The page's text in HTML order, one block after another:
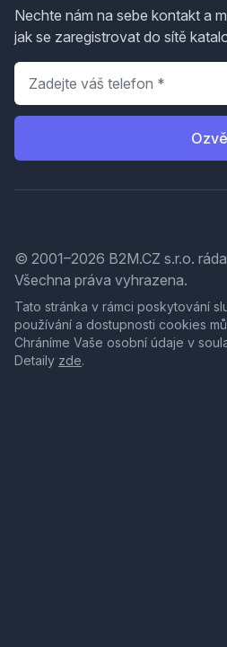
Nechte nám na sebe kontakt a
jak se zaregistrovat do sítě
Telefon
© 2001–2026 B2M.CZ s.r.o. ráda
Všechna práva vyhrazena.
Tato stránka v rámci poskytování
používání a dostupnosti cookies
Chráníme Vaše osobní údaje v
Detaily zde.